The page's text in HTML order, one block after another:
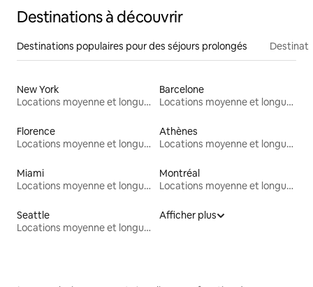
Destinations à découvrir
Destinations populaires pour des séjours prolongés
New York
Locations moyenne et longue durée
Barcelone
Locations moyenne et longue durée
Florence
Locations moyenne et longue durée
Athènes
Locations moyenne et longue durée
Miami
Locations moyenne et longue durée
Montréal
Locations moyenne et longue durée
Seattle
Locations moyenne et longue durée
Afficher plus